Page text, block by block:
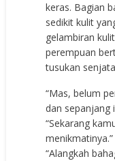
keras. Bagian
sedikit kulit
gelambiran
perempuan
tusukan
“Mas, belum
dan sepanjang
“Sekarang
menikmatinya.”
“Alangkah